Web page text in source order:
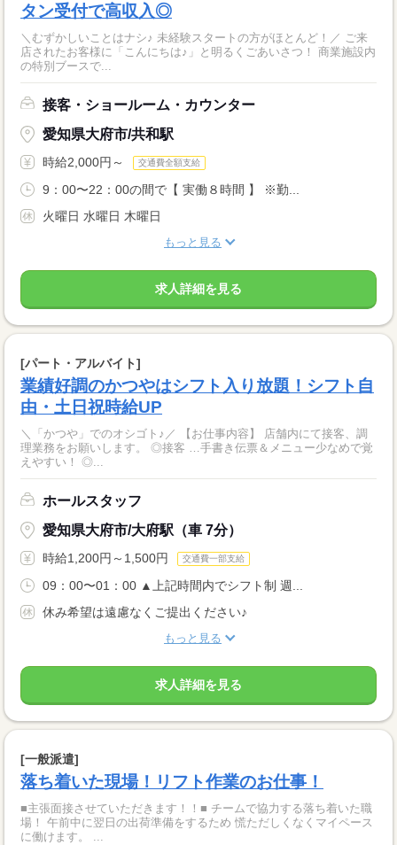
タン受付で高収入◎
＼むずかしいことはナシ♪ 未経験スタートの方がほとんど！／ ご来
店されたお客様に「こんにちは♪」と明るくごあいさつ！ 商業施設内
の特別ブースで...
接客・ショールーム・カウンター
愛知県大府市/共和駅
時給2,000円～ 交通費全額支給
9：00〜22：00の間で【 実働８時間 】 ※勤...
火曜日 水曜日 木曜日
もっと見る
求人詳細を見る
[パート・アルバイト]
業績好調のかつやはシフト入り放題！シフト自
由・土日祝時給UP
＼「かつや」でのオシゴト♪／ 【お仕事内容】 店舗内にて接客、調
理業務をお願いします。 ◎接客 …手書き伝票＆メニュー少なめで覚
えやすい！ ◎...
ホールスタッフ
愛知県大府市/大府駅（車 7分）
時給1,200円～1,500円 交通費一部支給
09：00〜01：00 ▲上記時間内でシフト制 週...
休み希望は遠慮なくご提出ください♪
もっと見る
求人詳細を見る
[一般派遣]
落ち着いた現場！リフト作業のお仕事！
■主張面接させていただきます！！■ チームで協力する落ち着いた職
場！ 午前中に翌日の出荷準備をするため 慌ただしくなくマイペース
に働けます。 ...